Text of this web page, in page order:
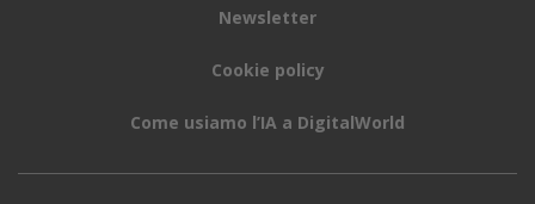
Newsletter
Cookie policy
Come usiamo l’IA a DigitalWorld